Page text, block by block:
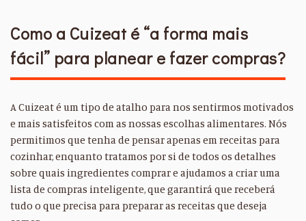
Como a Cuizeat é “a forma mais
fácil” para planear e fazer compras?
A Cuizeat é um tipo de atalho para nos sentirmos motivados
e mais satisfeitos com as nossas escolhas alimentares. Nós
permitimos que tenha de pensar apenas em receitas para
cozinhar, enquanto tratamos por si de todos os detalhes
sobre quais ingredientes comprar e ajudamos a criar uma
lista de compras inteligente, que garantirá que receberá
tudo o que precisa para preparar as receitas que deseja